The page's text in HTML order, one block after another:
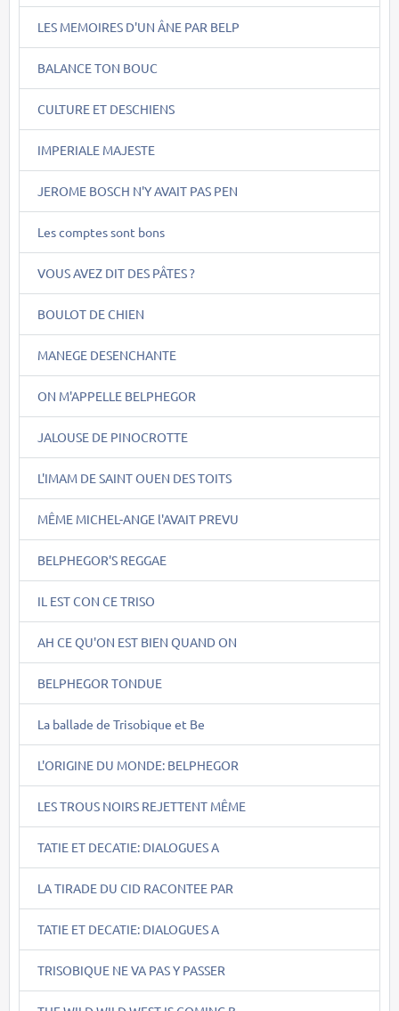
LES MEMOIRES D'UN ÂNE PAR BELP
BALANCE TON BOUC
CULTURE ET DESCHIENS
IMPERIALE MAJESTE
JEROME BOSCH N'Y AVAIT PAS PEN
Les comptes sont bons
VOUS AVEZ DIT DES PÂTES ?
BOULOT DE CHIEN
MANEGE DESENCHANTE
ON M'APPELLE BELPHEGOR
JALOUSE DE PINOCROTTE
L'IMAM DE SAINT OUEN DES TOITS
MÊME MICHEL-ANGE l'AVAIT PREVU
BELPHEGOR'S REGGAE
IL EST CON CE TRISO
AH CE QU'ON EST BIEN QUAND ON
BELPHEGOR TONDUE
La ballade de Trisobique et Be
L'ORIGINE DU MONDE: BELPHEGOR
LES TROUS NOIRS REJETTENT MÊME
TATIE ET DECATIE: DIALOGUES A
LA TIRADE DU CID RACONTEE PAR
TATIE ET DECATIE: DIALOGUES A
TRISOBIQUE NE VA PAS Y PASSER